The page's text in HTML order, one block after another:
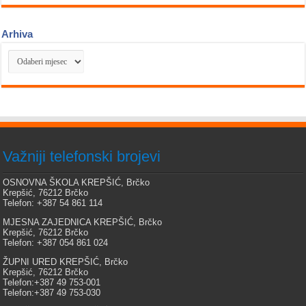
Arhiva
Arhiva
Važniji telefonski brojevi
OSNOVNA ŠKOLA KREPŠIĆ, Brčko
Krepšić, 76212 Brčko
Telefon: +387 54 861 114
MJESNA ZAJEDNICA KREPŠIĆ, Brčko
Krepšić, 76212 Brčko
Telefon: +387 054 861 024
ŽUPNI URED KREPŠIĆ, Brčko
Krepšić, 76212 Brčko
Telefon:+387 49 753-001
Telefon:+387 49 753-030